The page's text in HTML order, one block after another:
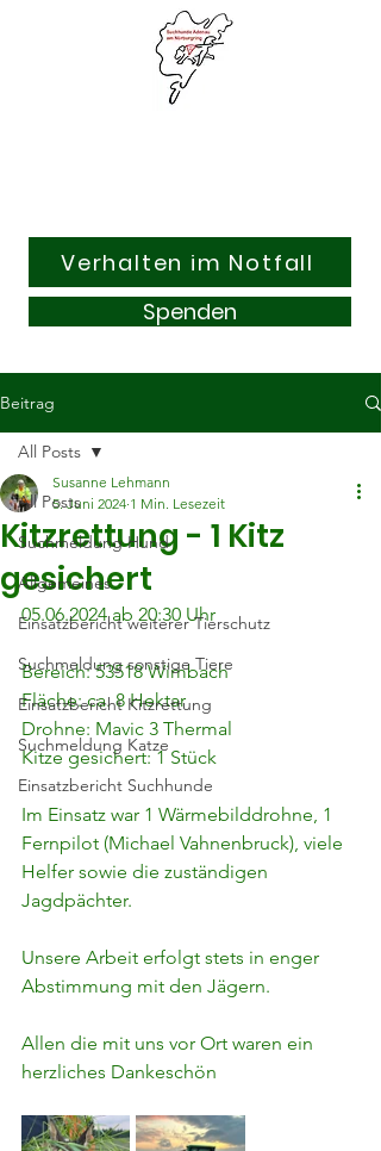
Verhalten im Notfall
Spenden
Beitrag
All Posts
Suchmeldung Hund
Allgemeines
Einsatzbericht weiterer Tierschutz
Suchmeldung sonstige Tiere
Einsatzbericht Kitzrettung
Suchmeldung Katze
Einsatzbericht Suchhunde
All Posts
Kitzrettung - 1 Kitz
gesichert
Susanne Lehmann
5. Juni 2024 1 Min. Lesezeit
05.06.2024 ab 20:30 Uhr
Bereich: 53518 Wimbach
Fläche: ca. 8 Hektar
Drohne: Mavic 3 Thermal
Kitze gesichert: 1 Stück
Im Einsatz war 1 Wärmebilddrohne, 1
Fernpilot (Michael Vahnenbruck), viele
Helfer sowie die zuständigen
Jagdpächter.
Unsere Arbeit erfolgt stets in enger
Abstimmung mit den Jägern.
Allen die mit uns vor Ort waren ein
herzliches Dankeschön